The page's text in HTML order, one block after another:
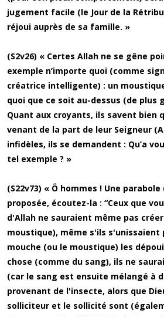
jugement facile (le Jour de la
réjoui auprès de sa famille. »
(S2v26) « Certes Allah ne se gêne
exemple n’importe quoi (comme
créatrice intelligente) : un
quoi que ce soit au-dessus (de plus
Quant aux croyants, ils savent bien
venant de la part de leur Seigneur
infidèles, ils se demandent : Qu’a
tel exemple ? »
(S22v73) « Ô hommes ! Une
proposée, écoutez-la : “Ceux que
d'Allah ne sauraient même pas
moustique), même s'ils s'unissaient
mouche (ou le moustique) les
chose (comme du sang), ils ne
(car le sang est ensuite mélangé à
provenant de l'insecte, alors que
solliciteur et le sollicité sont